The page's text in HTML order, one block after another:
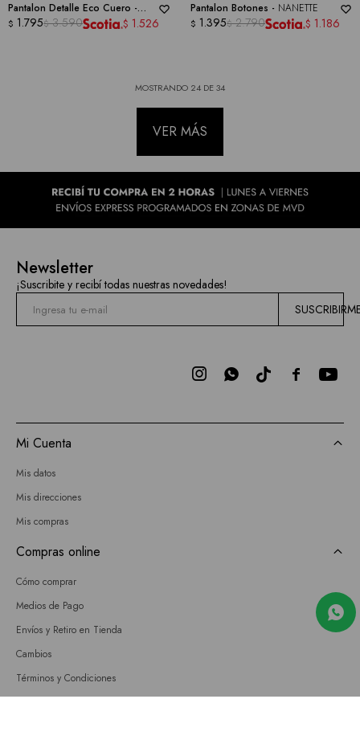
Pantalon Detalle Eco Cuero -
NANETTE
$ 1.795$ 3.590 $ 1.526
Pantalon Botones - NANETTE
$ 1.395$ 2.790 $ 1.186
MOSTRANDO 24 DE34
VER MÁS
Newsletter
¡Suscribite y recibí todas nuestras novedades!

 
Mi Cuenta
Mis datos
Mis direcciones
Mis compras
Compras online
Cómo comprar
Medios de Pago
Envíos y Retiro en Tienda
Cambios
Términos y Condiciones